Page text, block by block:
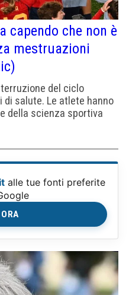
capendo che non è
mestruazioni
del ciclo
di salute. Le atlete hanno
della scienza sportiva
alle tue fonti preferite